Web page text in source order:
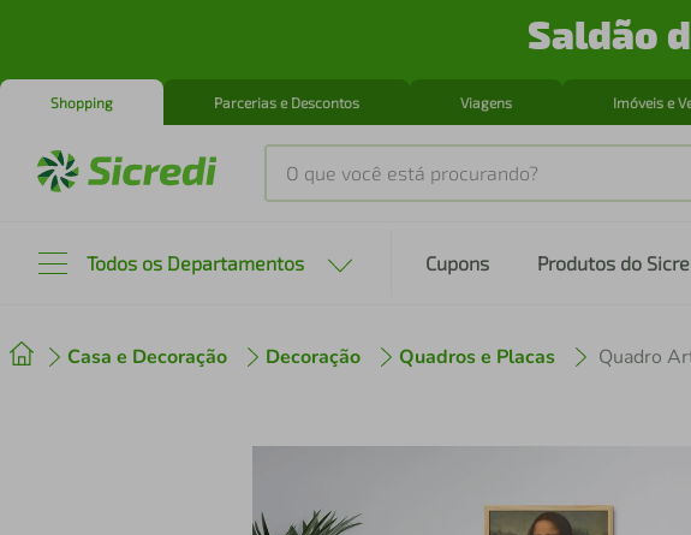
Saldão
Shopping Parcerias e Descontos Viagens Imóveis e
O que você está procurando?
Todos os Departamentos Cupons Produtos do
Casa e Decoração Decoração Quadros e Placas Quadro
º cafeteira